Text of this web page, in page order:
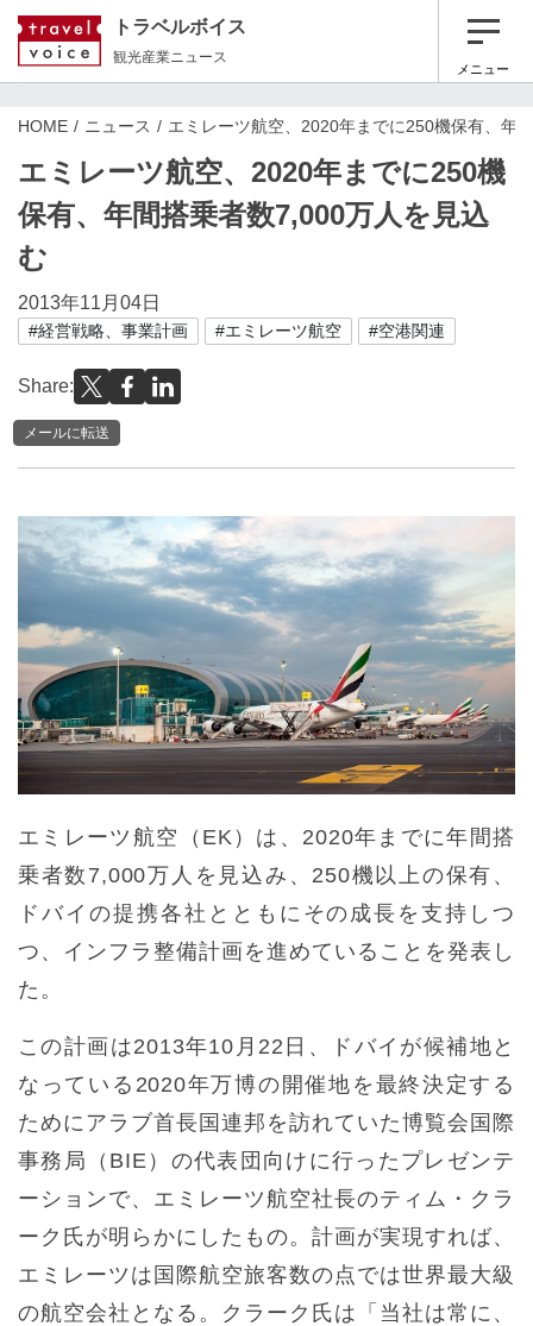
トラベルボイス
観光産業ニュース
メニュー
HOME ニュース エミレーツ航空、2020年までに250機保有、年
エミレーツ航空、2020年までに250機
保有、年間搭乗者数7,000万人を見込
む
2013年11月04日
#経営戦略、事業計画 #エミレーツ航空 #空港関連
Share:
メールに転送
エミレーツ航空（EK）は、2020年までに年間搭
乗者数7,000万人を見込み、250機以上の保有、
ドバイの提携各社とともにその成長を支持しつ
つ、インフラ整備計画を進めていることを発表し
た。
この計画は2013年10月22日、ドバイが候補地と
なっている2020年万博の開催地を最終決定する
ためにアラブ首長国連邦を訪れていた博覧会国際
事務局（BIE）の代表団向けに行ったプレゼンテ
ーションで、エミレーツ航空社長のティム・クラ
ーク氏が明らかにしたもの。計画が実現すれば、
エミレーツは国際航空旅客数の点では世界最大級
の航空会社となる。クラーク氏は「当社は常に、